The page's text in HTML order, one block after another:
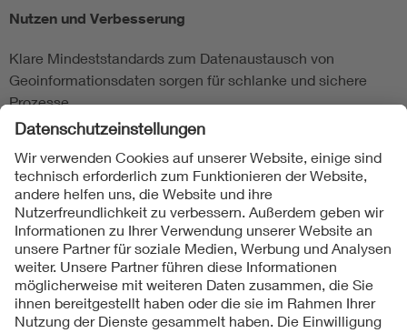
Nutzen und Verbesserung
Klare Mindeststandards zum Datenaustausch von
Geoinformationsdaten sorgen für schlanke und sichere
Prozesse.
Folgen Sie uns